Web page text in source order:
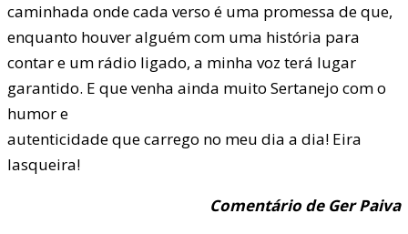
caminhada onde cada verso é uma promessa de que,
enquanto houver alguém com uma história para
contar e um rádio ligado, a minha voz terá lugar
garantido. E que venha ainda muito Sertanejo com o
humor e
autenticidade que carrego no meu dia a dia! Eira
lasqueira!
Comentário de Ger Paiva